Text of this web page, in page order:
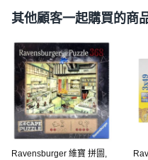
其他顧客一起購買的商
Ravensburger 維寶 拼圖,